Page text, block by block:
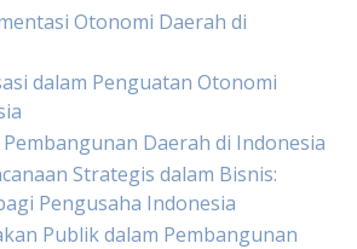
Otonomi Daerah di
dalam Penguatan Otonomi
Daerah di Indonesia
Strategis dalam Bisnis:
Pengusaha Indonesia
Publik dalam Pembangunan